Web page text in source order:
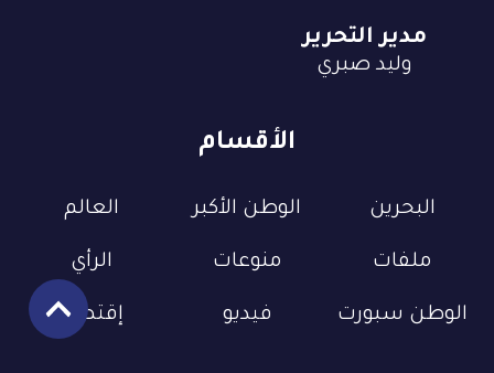
الأقسام
البحرين الوطن الأكبر العالم
ملفات منوعات الرأي
الوطن سبورت فيديو إقتصاد
مدير التحرير
وليد صبري